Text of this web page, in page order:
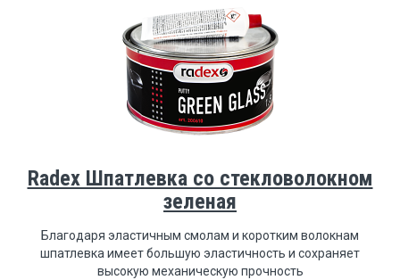
Radex Шпатлевка со стекловолокном
зеленая
Благодаря эластичным смолам и коротким волокнам
шпатлевка имеет большую эластичность и сохраняет
высокую механическую прочность